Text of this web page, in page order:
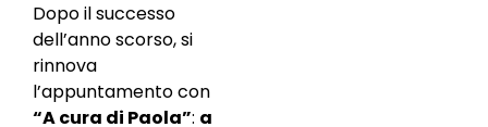
Dopo il successo
dell’anno scorso, si
rinnova
l’appuntamento con
“A cura di Paola”: a